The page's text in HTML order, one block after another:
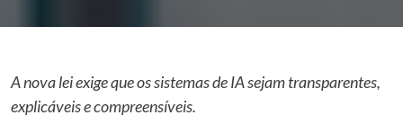
A nova lei exige que os sistemas de IA sejam transparentes,
explicáveis e compreensíveis.